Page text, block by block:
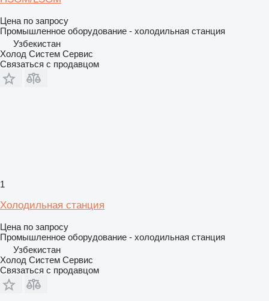
Цена по запросу
Промышленное оборудование - холодильная станция
Узбекистан
Холод Систем Сервис
Связаться с продавцом
1
Холодильная станция
Цена по запросу
Промышленное оборудование - холодильная станция
Узбекистан
Холод Систем Сервис
Связаться с продавцом